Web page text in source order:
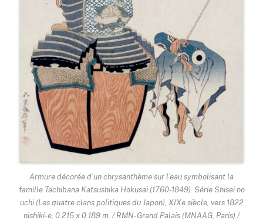
Armure décorée d’un chrysanthème sur l’eau symbolisant la
famille Tachibana Katsushika Hokusai (1760-1849). Série Shisei no
uchi (Les quatre clans politiques du Japon), XIXe siècle, vers 1822
nishiki-e, 0.215 x 0.189 m. / RMN-Grand Palais (MNAAG, Paris) /